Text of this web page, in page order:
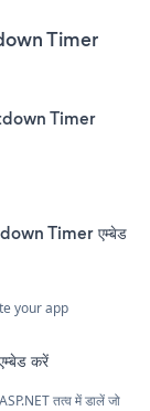
Timer
Timer
Timer एम्बेड
your app
करें
तत्व में डालें जो